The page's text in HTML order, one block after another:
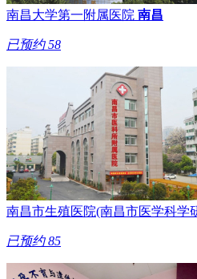
南昌大学第一附属医院 南昌
已预约 58
南昌市生殖医院(南昌市医学科学
已预约 85